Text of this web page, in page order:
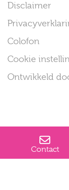
Disclaimer
Colofon
Cookie
Ontwikkeld
Contact